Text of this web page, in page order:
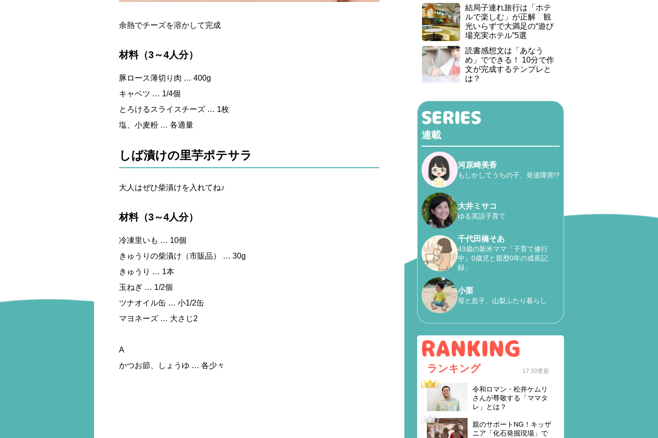
余熱でチーズを溶かして完成
材料（3～4人分）
豚ロース薄切り肉 … 400g
キャベツ … 1/4個
とろけるスライスチーズ … 1枚
塩、小麦粉 … 各適量
しば漬けの里芋ポテサラ
大人はぜひ柴漬けを入れてね♪
材料（3～4人分）
冷凍里いも … 10個
きゅうりの柴漬け（市販品） … 30g
きゅうり … 1本
玉ねぎ … 1/2個
ツナオイル缶 … 小1/2缶
マヨネーズ … 大さじ2
A
かつお節、しょうゆ … 各少々
結局子連れ旅行は「ホテ
ルで楽しむ」が正解 観
光いらずで大満足の“遊び
場充実ホテル”5選
読書感想文は「あなう
め」でできる！ 10分で作
文が完成するテンプレと
は？
連載
河原崎美香
もしかしてうちの子、発達障害!?
大井ミサコ
ゆる英語子育て
千代田橋そあ
43歳の新米ママ「子育て修行
中」0歳児と親歴0年の成長記
録」
小栗
母と息子、山梨ふたり暮らし
ランキング 17:30更新
令和ロマン・松井ケムリ
さんが尊敬する「ママタ
レ」とは？
親のサポートNG！キッザ
ニア「化石発掘現場」で